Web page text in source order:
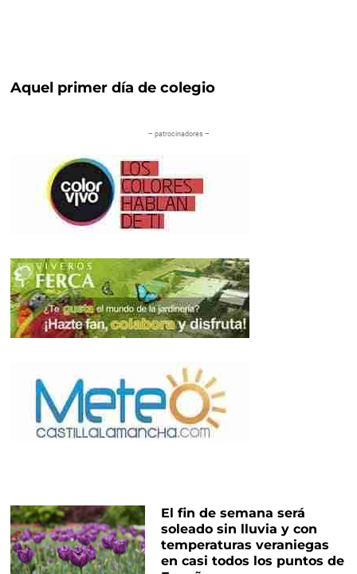
Aquel primer día de colegio
– patrocinadores –
El fin de semana será
soleado sin lluvia y con
temperaturas veraniegas
en casi todos los puntos de